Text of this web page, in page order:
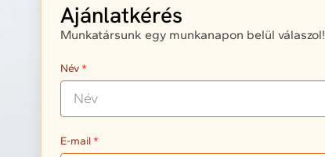
Ajánlatkérés
Munkatársunk egy munkanapon belül válaszol!
Név
E-mail